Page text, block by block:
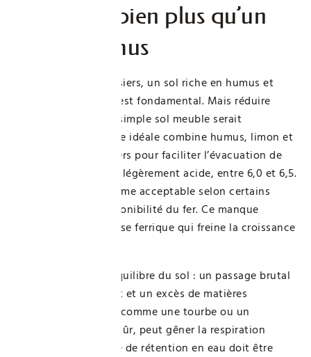
Sol idéal : bien plus qu’un
simple humus
Pour planter des fraisiers, un sol riche en humus et
parfaitement drainé est fondamental. Mais réduire
cette exigence à un simple sol meuble serait
insuffisant. La texture idéale combine humus, limon et
quelques fines graviers pour faciliter l’évacuation de
l’eau. Le pH doit être légèrement acide, entre 6,0 et 6,5.
Un pH plus élevé, même acceptable selon certains
guides, limite la disponibilité du fer. Ce manque
provoque une chlorose ferrique qui freine la croissance
Attention aussi à l’équilibre du sol : un passage brutal
entre un sol compact et un excès de matières
organiques fraîches, comme une tourbe ou un
compost pas assez mûr, peut gêner la respiration
racinaire. La capacité de rétention en eau doit être